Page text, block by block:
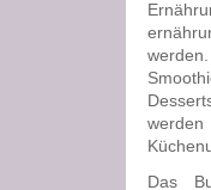
Das